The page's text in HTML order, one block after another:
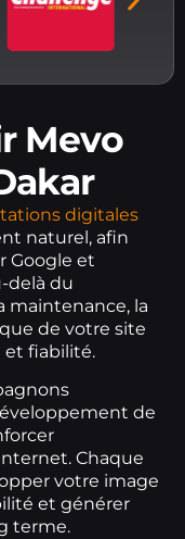
Mevo
digitales
naturel, afin
Google et
delà du
maintenance, la
de votre site
et fiabilité.
de
Chaque
votre image
et générer
terme.